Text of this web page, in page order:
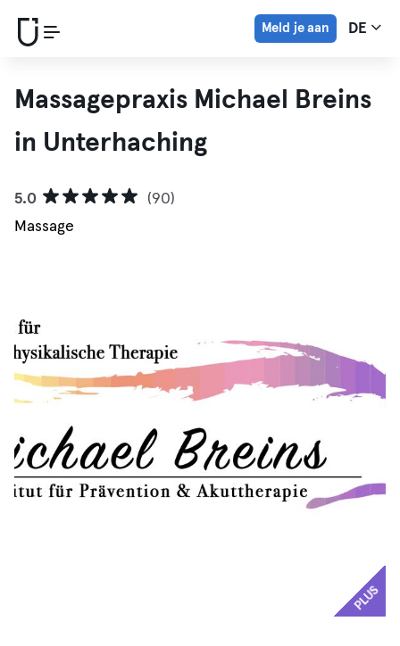
Meld je aan DE
Massagepraxis Michael Breins
in Unterhaching
5.0
(90)
Massage
PLUS